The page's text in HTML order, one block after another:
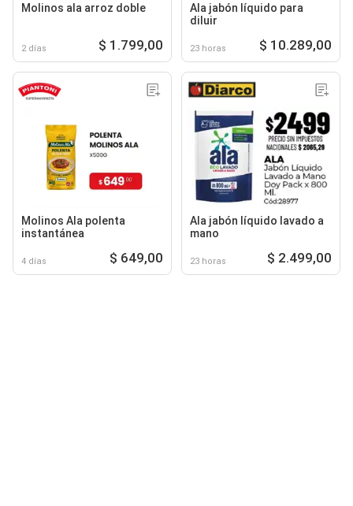
Molinos ala arroz doble
2 días $ 1.799,00
Ala jabón líquido para
diluir
23 horas $ 10.289,00
Molinos Ala polenta
instantánea
4 días $ 649,00
Ala jabón líquido lavado a
mano
23 horas $ 2.499,00